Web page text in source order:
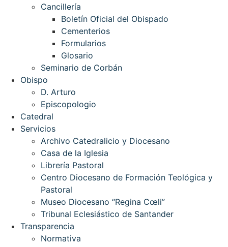
Cancillería
Boletín Oficial del Obispado
Cementerios
Formularios
Glosario
Seminario de Corbán
Obispo
D. Arturo
Episcopologio
Catedral
Servicios
Archivo Catedralicio y Diocesano
Casa de la Iglesia
Librería Pastoral
Centro Diocesano de Formación Teológica y
Pastoral
Museo Diocesano “Regina Cœli”
Tribunal Eclesiástico de Santander
Transparencia
Normativa